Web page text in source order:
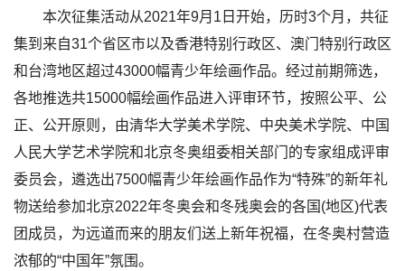
本次征集活动从2021年9月1日开始，历时3个月，共征
集到来自31个省区市以及香港特别行政区、澳门特别行政区
和台湾地区超过43000幅青少年绘画作品。经过前期筛选，
各地推选共15000幅绘画作品进入评审环节，按照公平、公
正、公开原则，由清华大学美术学院、中央美术学院、中国
人民大学艺术学院和北京冬奥组委相关部门的专家组成评审
委员会，遴选出7500幅青少年绘画作品作为“特殊”的新年礼
物送给参加北京2022年冬奥会和冬残奥会的各国(地区)代表
团成员，为远道而来的朋友们送上新年祝福，在冬奥村营造
浓郁的“中国年”氛围。